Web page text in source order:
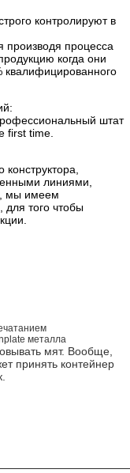
контролируют в
процесса
когда они
квалифицированного
штат
first time.
линиями,
мы имеем
для того чтобы
металла
мят. Вообще,
принять контейнер